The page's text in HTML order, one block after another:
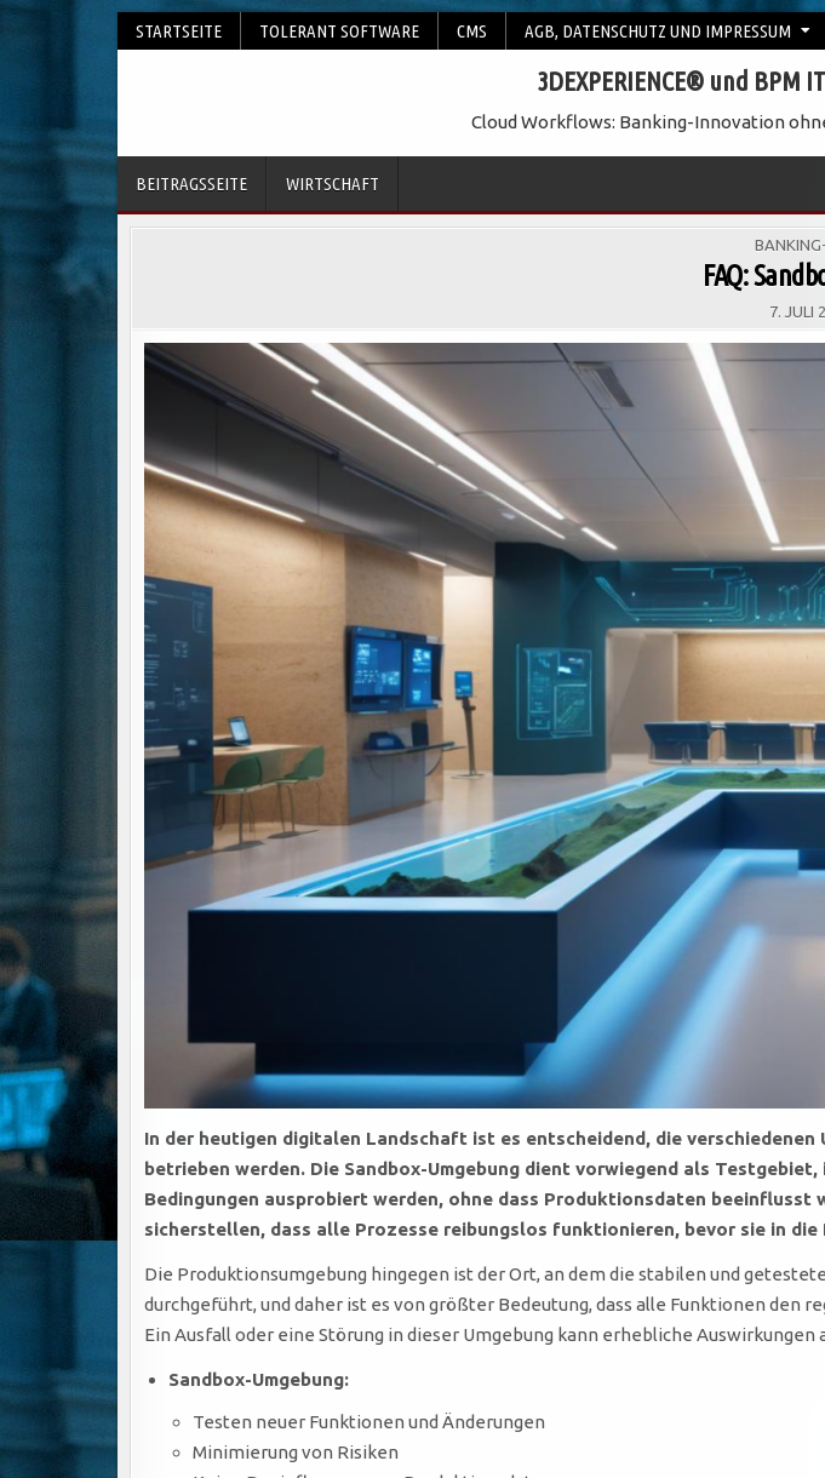
STARTSEITE TOLERANT SOFTWARE CMS AGB, DATENSCHUTZ UND IMPRESSUM
3DEXPERIENCE® und
Cloud Workflows: Banking-Innovation
BEITRAGSSEITE WIRTSCHAFT
POSTED
FAQ:
7. JULI
In der heutigen digitalen Landschaft ist es entscheidend, die
betrieben werden. Die Sandbox-Umgebung dient vorwiegend als
Bedingungen ausprobiert werden, ohne dass Produktionsdaten beeinflusst
sicherstellen, dass alle Prozesse reibungslos funktionieren, bevor sie in
Die Produktionsumgebung hingegen ist der Ort, an dem die stabilen und
durchgeführt, und daher ist es von größter Bedeutung, dass alle Funktionen
Ein Ausfall oder eine Störung in dieser Umgebung kann erhebliche
Sandbox-Umgebung:
Testen neuer Funktionen und Änderungen
Minimierung von Risiken